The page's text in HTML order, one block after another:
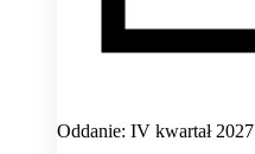
Oddanie: IV kwartał 2027